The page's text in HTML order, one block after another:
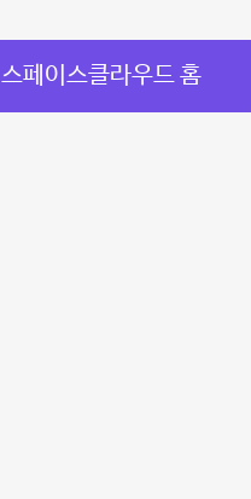
스페이스클라우드 홈